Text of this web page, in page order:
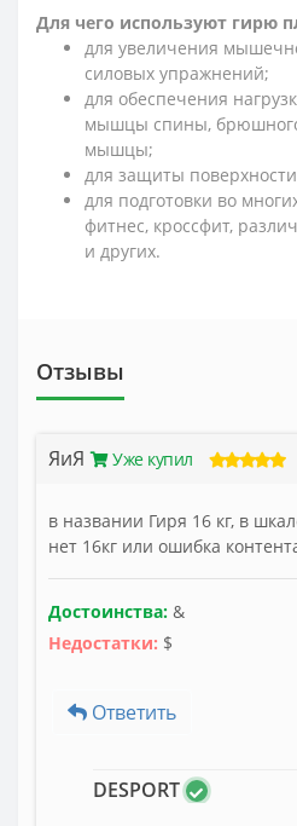
Для чего используют гирю
для увеличения
силовых упражнений;
для обеспечения
мышцы спины,
мышцы;
для защиты
для подготовки во
фитнес, кроссфит,
и других.
Отзывы
ЯиЯ Уже купил
в названии Гиря 16 кг, в
нет 16кг или ошибка
Достоинства: &
Недостатки: $
Ответить
DESPORT